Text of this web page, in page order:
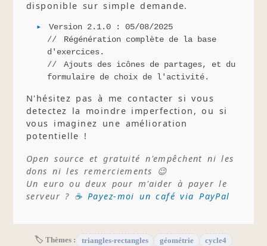
disponible sur simple demande.
Version 2.1.0 : 05/08/2025
Régénération complète de la base
d'exercices.
Ajouts des icônes de partages, et du
formulaire de choix de l'activité.
N'hésitez pas à me contacter si vous
detectez la moindre imperfection, ou si
vous imaginez une amélioration
potentielle !
Open source et gratuité n'empêchent ni les
dons ni les remerciements 😉
Un euro ou deux pour m'aider à payer le
serveur ? ☕ Payez-moi un café via PayPal
🏷 Thèmes : triangles-rectangles géométrie
cycle4